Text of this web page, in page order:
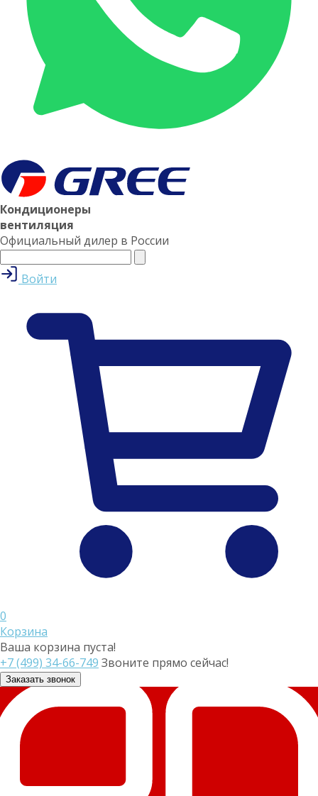
Кондиционеры
вентиляция
Официальный дилер в России
Войти
0
Корзина
Ваша корзина пуста!
+7 (499) 34-66-749 Звоните прямо сейчас!
Заказать звонок